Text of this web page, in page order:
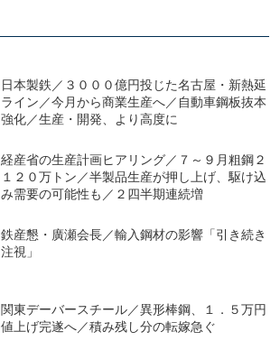
日本製鉄／３０００億円投じた名古屋・新熱延
ライン／今月から商業生産へ／自動車鋼板抜本
強化／生産・開発、より高度に
経産省の生産計画ヒアリング／７～９月粗鋼２
１２０万トン／半製品生産が押し上げ、駆け込
み需要の可能性も／２四半期連続増
鉄産懇・廣瀬会長／輸入鋼材の影響「引き続き
注視」
関東デーバースチール／異形棒鋼、１．５万円
値上げ完遂へ／積み残し分の転嫁急ぐ